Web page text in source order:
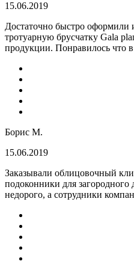
15.06.2019
Достаточно быстро оформили
тротуарную брусчатку Gala
продукции. Понравилось что
Борис М.
15.06.2019
Заказывали облицовочный
подоконники для
недорого, а сотрудники